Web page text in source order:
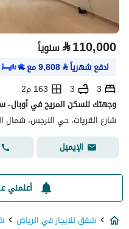
⃁110,000 سنوياً
ادفع شهرياً⃁
9,808مع
3
3
163 م2
وجهتك للسكن المريح في أوبال-
شارع القريات، حي النرجس، شمال
الإيميل
أعلمني
شقق للايجار في الرياض
شقق